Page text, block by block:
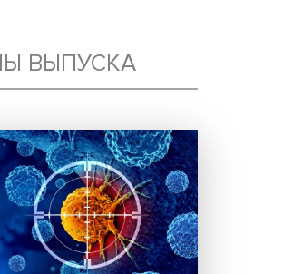
МАТЕРИАЛЫ ВЫПУСКА